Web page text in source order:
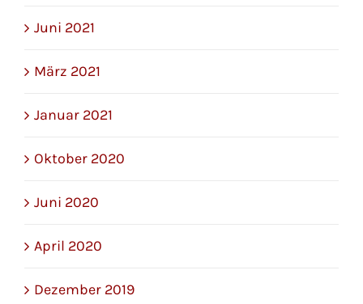
Juni 2021
März 2021
Januar 2021
Oktober 2020
Juni 2020
April 2020
Dezember 2019